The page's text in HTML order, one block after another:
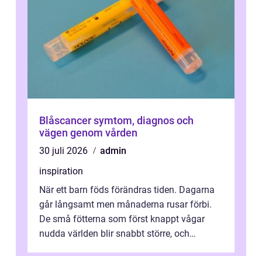
Blåscancer symtom, diagnos och
vägen genom vården
30 juli 2026
admin
inspiration
När ett barn föds förändras tiden. Dagarna
går långsamt men månaderna rusar förbi.
De små fötterna som först knappt vågar
nudda världen blir snabbt större, och